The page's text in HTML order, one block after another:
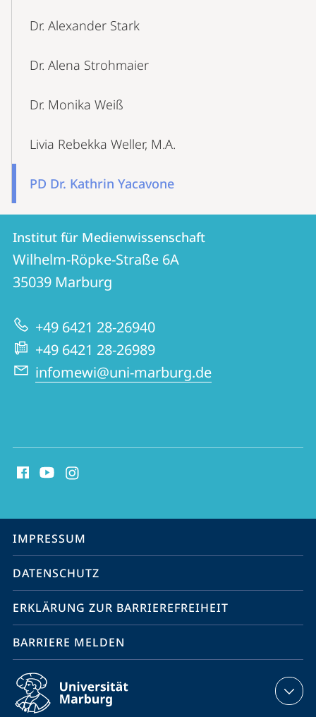
Dr. Alexander Stark
Dr. Alena Strohmaier
Dr. Monika Weiß
Livia Rebekka Weller, M.A.
PD Dr. Kathrin Yacavone
Kontakt
und
Informationen
zur
Website
Kontaktinformationen
Institut
für
Medienwissenschaft
Institut für Medienwissenschaft
Wilhelm-Röpke-Straße 6A
35039 Marburg
+49 6421 28-26940
+49 6421 28-26989
infomewi@uni-marburg.de
Media
Service-
Navigation
IMPRESSUM
DATENSCHUTZ
ERKLÄRUNG ZUR BARRIEREFREIHEIT
BARRIERE MELDEN